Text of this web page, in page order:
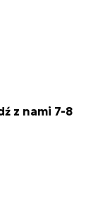
z nami 7-8